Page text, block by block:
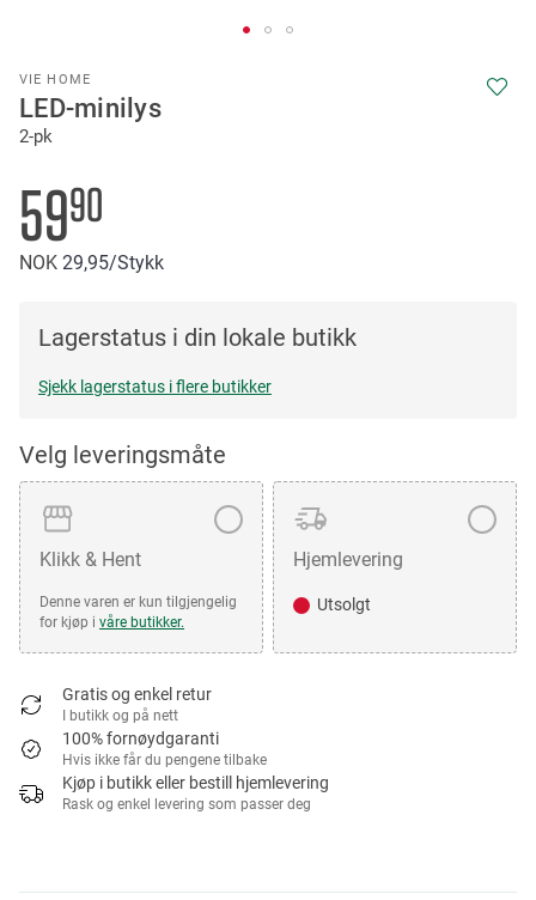
VIE HOME
LED-minilys
2-pk
5990
NOK 29 95/Stykk
Lagerstatus i din lokale butikk
Sjekk lagerstatus i flere butikker
Velg leveringsmåte
Klikk & Hent
Denne varen er kun tilgjengelig
for kjøp i våre butikker.
Hjemlevering
Utsolgt
Gratis og enkel retur
I butikk og på nett
100% fornøydgaranti
Hvis ikke får du pengene tilbake
Kjøp i butikk eller bestill hjemlevering
Rask og enkel levering som passer deg
to
the
beginning
the
images
gallery